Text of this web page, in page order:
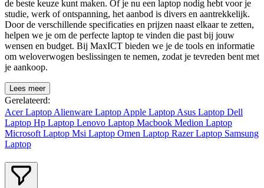
de beste keuze kunt maken. Of je nu een laptop nodig hebt voor je
studie, werk of ontspanning, het aanbod is divers en aantrekkelijk.
Door de verschillende specificaties en prijzen naast elkaar te zetten,
helpen we je om de perfecte laptop te vinden die past bij jouw
wensen en budget. Bij MaxICT bieden we je de tools en informatie
om weloverwogen beslissingen te nemen, zodat je tevreden bent met
je aankoop.
Lees meer
Gerelateerd:
Acer Laptop Alienware Laptop Apple Laptop Asus Laptop Dell
Laptop Hp Laptop Lenovo Laptop Macbook Medion Laptop
Microsoft Laptop Msi Laptop Omen Laptop Razer Laptop Samsung
Laptop